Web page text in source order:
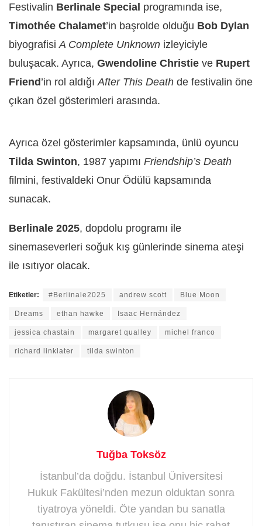
Festivalin Berlinale Special programında ise,
Timothée Chalamet’in başrolde olduğu Bob Dylan
biyografisi A Complete Unknown izleyiciyle
buluşacak. Ayrıca, Gwendoline Christie ve Rupert
Friend’in rol aldığı After This Death de festivalin öne
çıkan özel gösterimleri arasında.
Ayrıca özel gösterimler kapsamında, ünlü oyuncu
Tilda Swinton, 1987 yapımı Friendship’s Death
filmini, festivaldeki Onur Ödülü kapsamında
sunacak.
Berlinale 2025, dopdolu programı ile
sinemaseverleri soğuk kış günlerinde sinema ateşi
ile ısıtıyor olacak.
Etiketler: #Berlinale2025 andrew scott Blue Moon
Dreams ethan hawke Isaac Hernández
jessica chastain margaret qualley michel franco
richard linklater tilda swinton
Tuğba Toksöz
İstanbul’da doğdu. İstanbul Üniversitesi
Hukuk Fakültesi’nden mezun olduktan sonra
tiyatroya yöneldi. Öte yandan bu sanatla